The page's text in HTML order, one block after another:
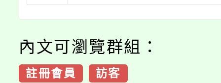
內文可瀏覽群組：
註冊會員 訪客